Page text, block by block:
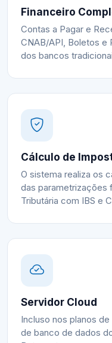
Financeiro
Contas a Pagar e
CNAB/API, Boletos e
dos bancos
Cálculo de
O sistema realiza os
das parametrizações
Tributária com IBS e
Servidor Cloud
Incluso nos planos
de banco de dados